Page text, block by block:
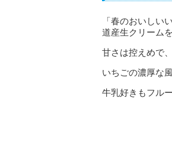
「春のおいしい
道産生クリーム
甘さは控えめで
いちごの濃厚な
牛乳好きもフル